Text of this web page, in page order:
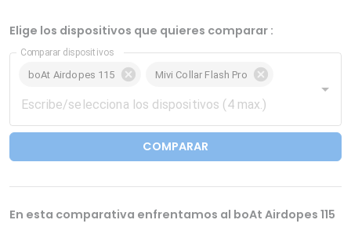
Elige los dispositivos que quieres comparar :
Comparar dispositivos
boAt Airdopes 115 Mivi Collar Flash Pro
COMPARAR
En esta comparativa enfrentamos al boAt Airdopes 115